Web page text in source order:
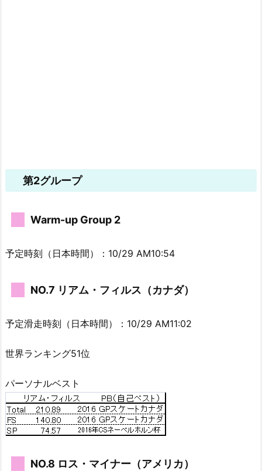
第2グループ
Warm-up Group 2
予定時刻（日本時間）：10/29 AM10:54
NO.7 リアム・フィルス（カナダ）
予定滑走時刻（日本時間）：10/29 AM11:02
世界ランキング51位
パーソナルベスト
NO.8 ロス・マイナー（アメリカ）